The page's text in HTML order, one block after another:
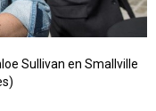
Sullivan en Smallville